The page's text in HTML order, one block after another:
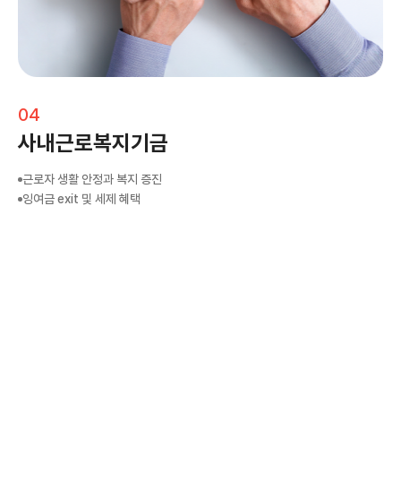
04
사내근로복지기금
근로자 생활 안정과 복지 증진
잉여금 exit 및 세제 혜택